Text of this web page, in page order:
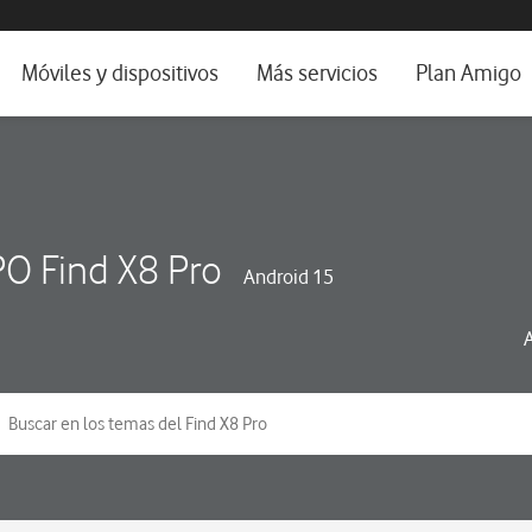
e idioma
Móviles y dispositivos Más servicios Plan Amigo
Find X8 Pro Android 15